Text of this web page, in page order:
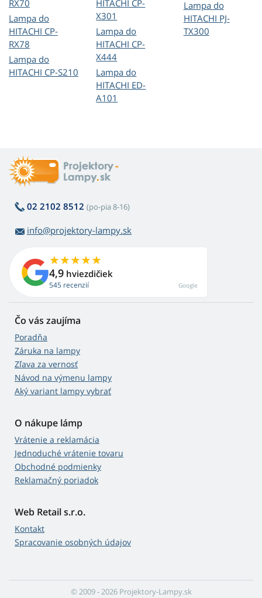
RX70
Lampa do
HITACHI CP-
RX78
Lampa do
HITACHI CP-S210
HITACHI CP-
X301
Lampa do
HITACHI CP-
X444
Lampa do
HITACHI ED-
A101
Lampa do
HITACHI PJ-
TX300
02 2102 8512 (po-pia 8-16)
info@projektory-lampy.sk
4,9 hviezdičiek
545 recenzií Google
Čo vás zaujíma
Poradňa
Záruka na lampy
Zľava za vernosť
Návod na výmenu lampy
Aký variant lampy vybrať
O nákupe lámp
Vrátenie a reklamácia
Jednoduché vrátenie tovaru
Obchodné podmienky
Reklamačný poriadok
Web Retail s.r.o.
Kontakt
Spracovanie osobných údajov
© 2009 - 2026 Projektory-Lampy.sk